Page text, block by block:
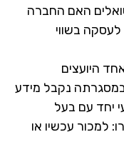
האם החברה
בשווי
נקבל מידע
עם בעל
עכשיו או